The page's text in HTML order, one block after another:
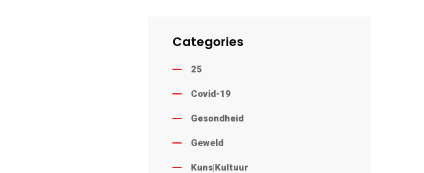
Categories
25
Covid-19
Gesondheid
Geweld
Kuns|Kultuur